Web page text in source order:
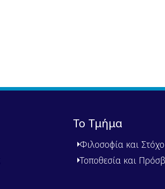
Το Τμήμα
Φιλοσοφία και
Τοποθεσία και